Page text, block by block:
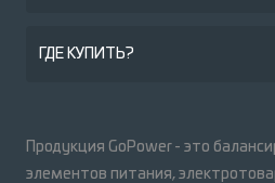
ГДЕ КУПИТЬ?
Продукция GoPower - это
элементов питания,